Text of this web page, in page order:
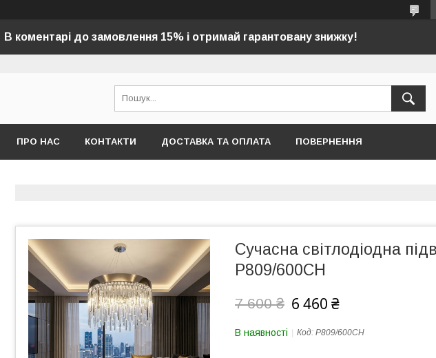
В коментарі до замовлення 15% і отримай гарантовану знижку!
ПРО НАС КОНТАКТИ ДОСТАВКА ТА ОПЛАТА ПОВЕРНЕННЯ
Сучасна світлодіодна
P809/600CH
7 600 ₴ 6 460 ₴
В наявності Код: P809/600CH